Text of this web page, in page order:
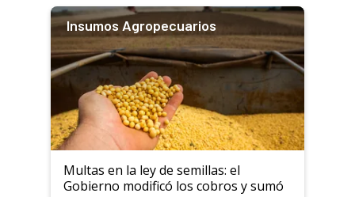
Insumos Agropecuarios
Multas en la ley de semillas: el
Gobierno modificó los cobros y sumó